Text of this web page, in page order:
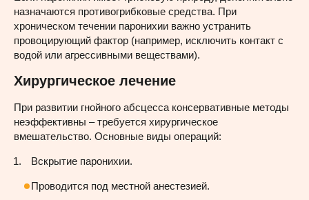
назначаются противогрибковые средства. При
хроническом течении паронихии важно устранить
провоцирующий фактор (например, исключить контакт с
водой или агрессивными веществами).
Хирургическое лечение
При развитии гнойного абсцесса консервативные методы
неэффективны – требуется хирургическое
вмешательство. Основные виды операций:
Вскрытие паронихии.
Проводится под местной анестезией.